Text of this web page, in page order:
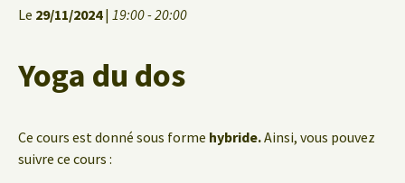
Le 29/11/2024| 19:00 - 20:00
Yoga du dos
Ce cours est donné sous forme hybride.Ainsi, vous pouvez
suivre ce cours :